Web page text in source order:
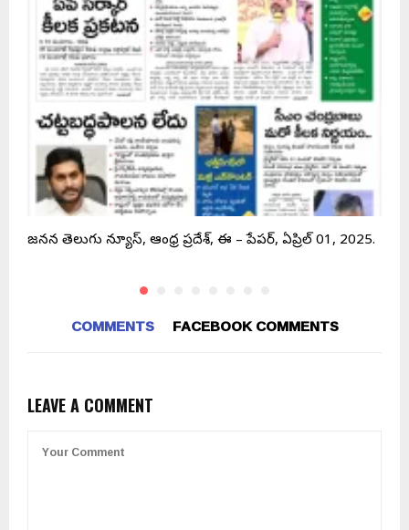
జనసేన తెలుగు న్యూస్, ఆంధ్ర ప్రదేశ్, ఈ – పేపర్, ఏప్రిల్ 01, 2025.
COMMENTS FACEBOOK COMMENTS
LEAVE A COMMENT